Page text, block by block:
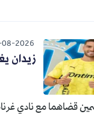
07-08-2026
17:04
زيدان يغير الأجواء
نادي غرناطة.